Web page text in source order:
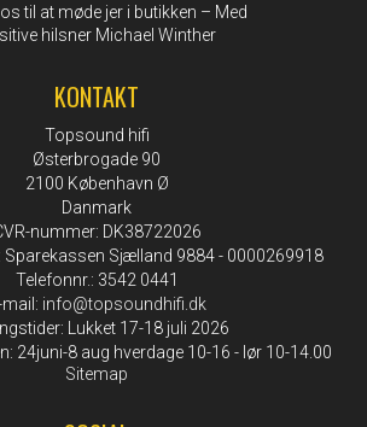
til at møde jer i butikken – Med
hilsner Michael Winther
KONTAKT
Topsound hifi
Østerbrogade 90
2100 København Ø
Danmark
nummer: DK38722026
Sparekassen Sjælland 9884 - 0000269918
Telefonnr.: 3542 0441
mail : info@topsoundhifi.dk
Lukket 17-18 juli 2026
24juni-8 aug hverdage 10-16 - lør 10-14.00
Sitemap